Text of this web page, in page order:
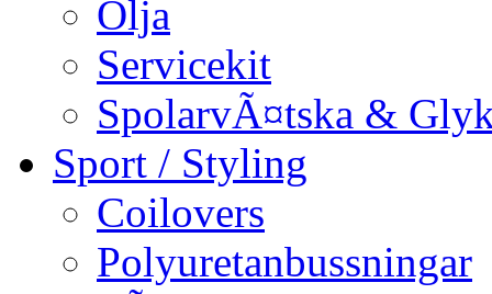
Olja
Servicekit
SpolarvÃ¤tska &
Sport / Styling
Coilovers
Polyuretanbussningar